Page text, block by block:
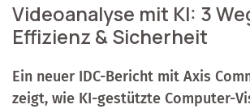
Videoanalyse mit KI: 3
Effizienz & Sicherheit
Ein neuer IDC-Bericht mit Axis
zeigt, wie KI-gestützte Computer-